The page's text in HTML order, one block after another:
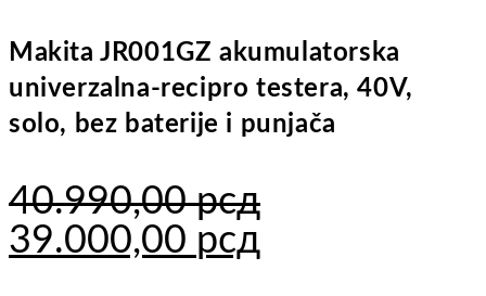
Makita JR001GZ akumulatorska
univerzalna-recipro testera, 40V,
solo, bez baterije i punjača
40.990,00рсд
Originalna
39.000,00 рсдTrenutna